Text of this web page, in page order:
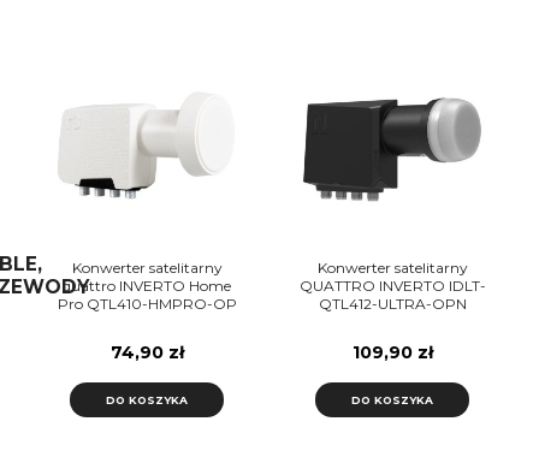
Konwerter satelitarny
quattro INVERTO Home
Pro QTL410-HMPRO-OP
74,90 zł
DO KOSZYKA
Konwerter satelitarny
QUATTRO INVERTO IDLT-
QTL412-ULTRA-OPN
109,90 zł
DO KOSZYKA